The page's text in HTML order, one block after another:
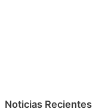
Noticias Recientes